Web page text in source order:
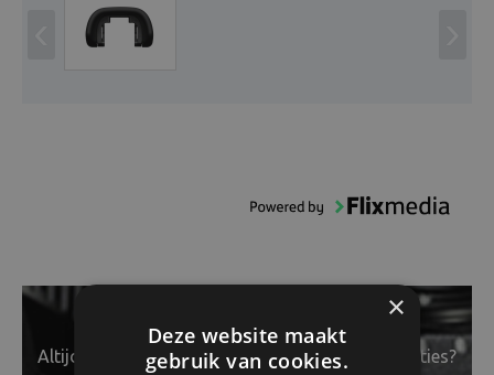
Altijd op de hoogte van het laatste nieuws en acties?
×
Deze website maakt
gebruik van cookies.